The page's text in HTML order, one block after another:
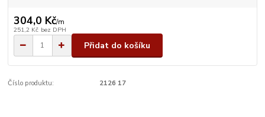
304,0 Kč/m
251,2 Kč bez DPH
Přidat do košíku
Číslo produktu: 2126 17